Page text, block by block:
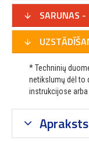
SARUNAS
* Techninių
netikslumų dėl to
instrukcijose
Apraksts